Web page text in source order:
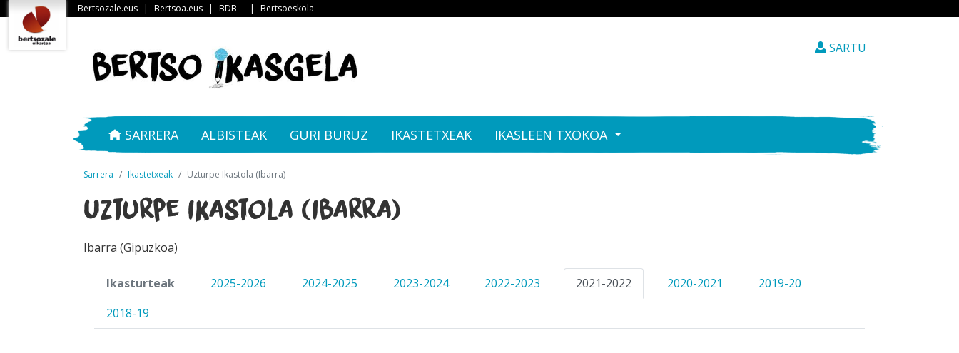
Bertsozale.eus | Bertsoa.eus | BDB | Bertsoeskola
SARTU
SARRERA ALBISTEAK GURI BURUZ IKASTETXEAK IKASLEEN TXOKOA
Sarrera Ikastetxeak Uzturpe Ikastola (Ibarra)
Uzturpe Ikastola (Ibarra)
Ibarra (Gipuzkoa)
Ikasturteak 2025-2026 2024-2025 2023-2024 2022-2023 2021-2022 2020-2021
2019-20
2018-19